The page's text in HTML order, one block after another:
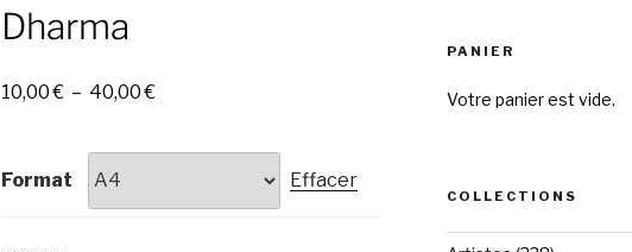
Dharma
10,00€ – 40,00€Plage
prix :
à
Format Effacer
PANIER
Votre panier est vide.
COLLECTIONS